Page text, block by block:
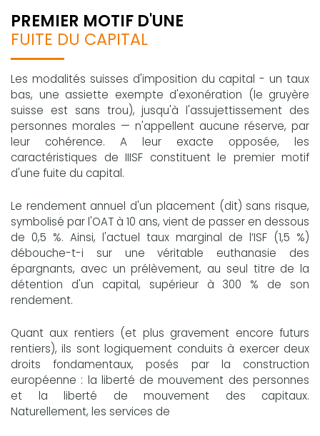
PREMIER MOTIF D'UNE
FUITE DU CAPITAL
Les modalités suisses d'imposition du capital - un taux
bas, une assiette exempte d'exonération (le gruyère
suisse est sans trou), jusqu'à l'assujettissement des
personnes morales — n'appellent aucune réserve, par
leur cohérence. A leur exacte opposée, les
caractéristiques de IIISF constituent le premier motif
d'une fuite du capital.
Le rendement annuel d'un placement (dit) sans risque,
symbolisé par l'OAT à 10 ans, vient de passer en dessous
de 0,5 %. Ainsi, l'actuel taux marginal de l’ISF (1,5 %)
débouche-t-i sur une véritable euthanasie des
épargnants, avec un prélèvement, au seul titre de la
détention d'un capital, supérieur à 300 % de son
rendement.
Quant aux rentiers (et plus gravement encore futurs
rentiers), ils sont logiquement conduits à exercer deux
droits fondamentaux, posés par la construction
européenne : la liberté de mouvement des personnes
et la liberté de mouvement des capitaux.
Naturellement, les services de